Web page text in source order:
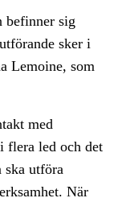
befinner sig
sker i
Lemoine, som
med
flera led och det
ska utföra
När